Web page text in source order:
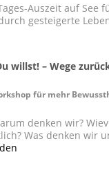
Auszeit auf See
gesteigerte
willst! – Wege
für mehr
denken wir?
Was denken wir